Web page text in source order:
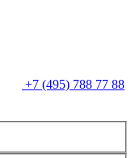
+7 (495) 788 77 88